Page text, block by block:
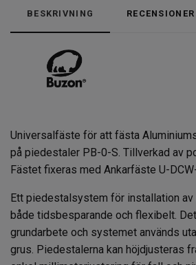
BESKRIVNING RECENSIONER
Universalfäste för att fästa
på piedestaler PB-0-S. Tillverkad av
Fästet fixeras med Ankarfäste U-
Ett piedestalsystem för installation av
både tidsbesparande och flexibelt.
grundarbete och systemet används
grus. Piedestalerna kan höjdjusteras